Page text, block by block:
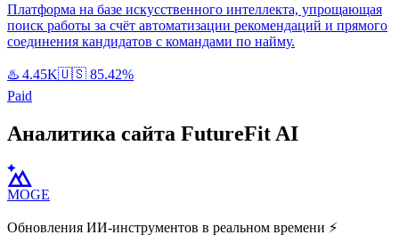
Платформа на базе искусственного интеллекта, упрощающая
поиск работы за счёт автоматизации рекомендаций и прямого
соединения кандидатов с командами по найму.
♨️ 4.45K🇺🇸 85.42%
Paid
Аналитика сайта FutureFit AI
MOGE
Обновления ИИ-инструментов в реальном времени ⚡️